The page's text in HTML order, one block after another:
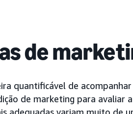
de
quantificável de
de marketing para avaliar